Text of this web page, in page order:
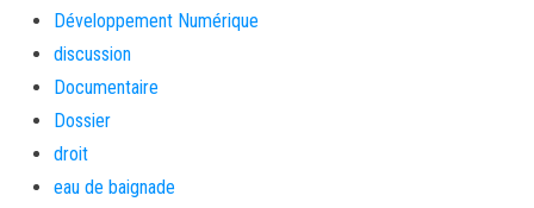
Développement Numérique
discussion
Documentaire
Dossier
droit
eau de baignade